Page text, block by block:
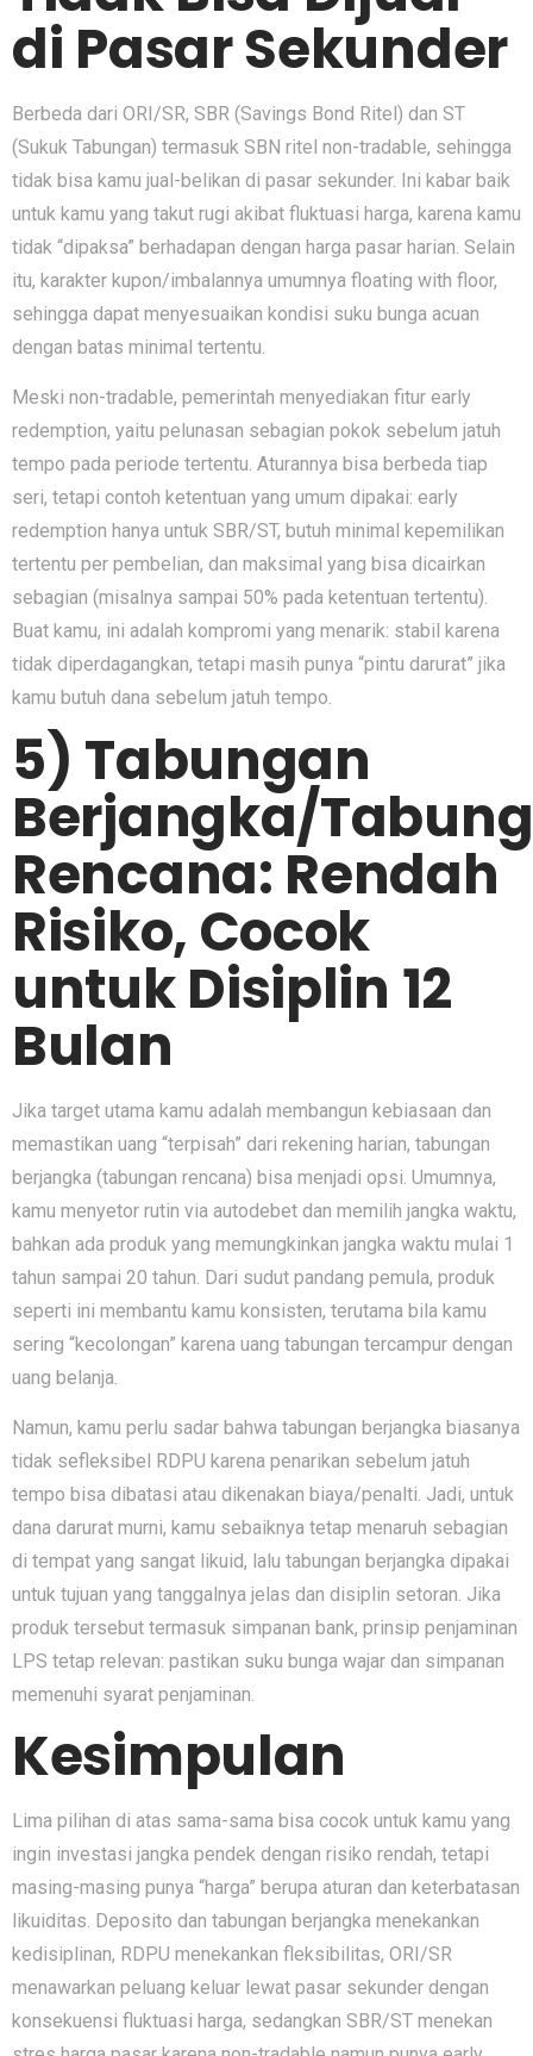
di Pasar Sekunder
Berbeda dari ORI/SR, SBR (Savings Bond Ritel) dan ST
(Sukuk Tabungan) termasuk SBN ritel non-tradable, sehingga
tidak bisa kamu jual-belikan di pasar sekunder. Ini kabar baik
untuk kamu yang takut rugi akibat fluktuasi harga, karena kamu
tidak “dipaksa” berhadapan dengan harga pasar harian. Selain
itu, karakter kupon/imbalannya umumnya floating with floor,
sehingga dapat menyesuaikan kondisi suku bunga acuan
dengan batas minimal tertentu.
Meski non-tradable, pemerintah menyediakan fitur early
redemption, yaitu pelunasan sebagian pokok sebelum jatuh
tempo pada periode tertentu. Aturannya bisa berbeda tiap
seri, tetapi contoh ketentuan yang umum dipakai: early
redemption hanya untuk SBR/ST, butuh minimal kepemilikan
tertentu per pembelian, dan maksimal yang bisa dicairkan
sebagian (misalnya sampai 50% pada ketentuan tertentu).
Buat kamu, ini adalah kompromi yang menarik: stabil karena
tidak diperdagangkan, tetapi masih punya “pintu darurat” jika
kamu butuh dana sebelum jatuh tempo.
5) Tabungan
Berjangka/
Rencana: Rendah
Risiko, Cocok
untuk Disiplin 12
Bulan
Jika target utama kamu adalah membangun kebiasaan dan
memastikan uang “terpisah” dari rekening harian, tabungan
berjangka (tabungan rencana) bisa menjadi opsi. Umumnya,
kamu menyetor rutin via autodebet dan memilih jangka waktu,
bahkan ada produk yang memungkinkan jangka waktu mulai 1
tahun sampai 20 tahun. Dari sudut pandang pemula, produk
seperti ini membantu kamu konsisten, terutama bila kamu
sering “kecolongan” karena uang tabungan tercampur dengan
uang belanja.
Namun, kamu perlu sadar bahwa tabungan berjangka biasanya
tidak sefleksibel RDPU karena penarikan sebelum jatuh
tempo bisa dibatasi atau dikenakan biaya/penalti. Jadi, untuk
dana darurat murni, kamu sebaiknya tetap menaruh sebagian
di tempat yang sangat likuid, lalu tabungan berjangka dipakai
untuk tujuan yang tanggalnya jelas dan disiplin setoran. Jika
produk tersebut termasuk simpanan bank, prinsip penjaminan
LPS tetap relevan: pastikan suku bunga wajar dan simpanan
memenuhi syarat penjaminan.
Kesimpulan
Lima pilihan di atas sama-sama bisa cocok untuk kamu yang
ingin investasi jangka pendek dengan risiko rendah, tetapi
masing-masing punya “harga” berupa aturan dan keterbatasan
likuiditas. Deposito dan tabungan berjangka menekankan
kedisiplinan, RDPU menekankan fleksibilitas, ORI/SR
menawarkan peluang keluar lewat pasar sekunder dengan
konsekuensi fluktuasi harga, sedangkan SBR/ST menekan